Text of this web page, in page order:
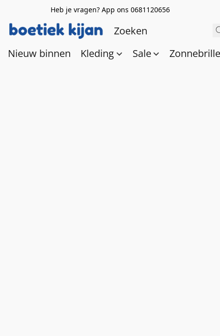
Heb je vragen? App ons 0681120656
Nieuw binnen Kleding Sale